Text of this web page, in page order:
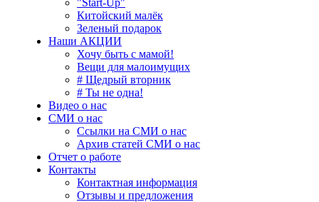
"Start-Up"
Китойский малёк
Зеленый подарок
Наши АКЦИИ
Хочу быть с мамой!
Вещи для малоимущих
# Щедрый вторник
# Ты не одна!
Видео о нас
СМИ о нас
Ссылки на СМИ о нас
Архив статей СМИ о нас
Отчет о работе
Контакты
Контактная информация
Отзывы и предложения